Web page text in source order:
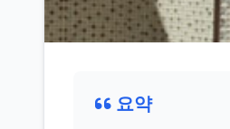
요약